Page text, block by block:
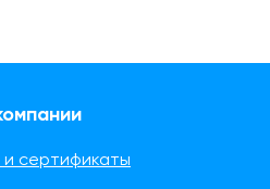
и сертификаты